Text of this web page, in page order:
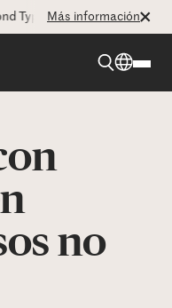
2! La CEO Deborah
Más información
no